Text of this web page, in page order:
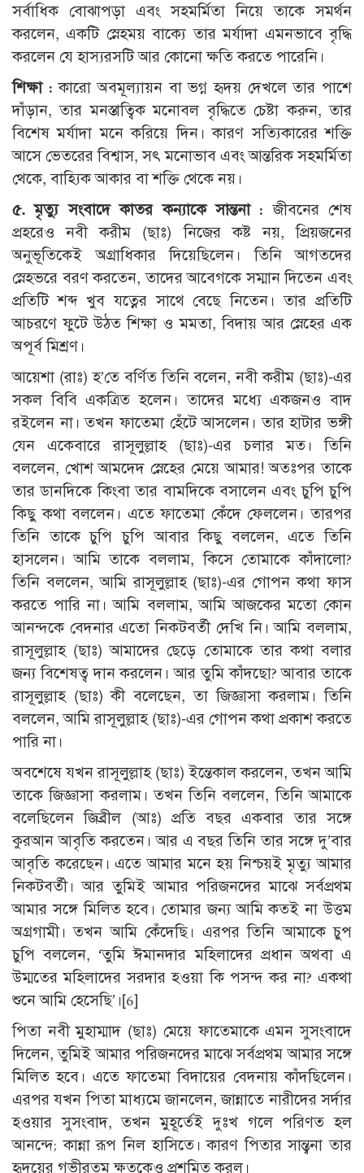
সর্বাধিক বোঝাপড়া এবং সহমর্মিতা নিয়ে তাকে সমর্থন
করলেন, একটি স্নেহময় বাক্যে তার মর্যাদা এমনভাবে বৃদ্ধি
করলেন যে হাস্যরসটি আর কোনো ক্ষতি করতে পারেনি।
শিক্ষা : কারো অবমূল্যায়ন বা ভগ্ন হৃদয় দেখলে তার পাশে
দাঁড়ান, তার মনস্তাত্বিক মনোবল বৃদ্ধিতে চেষ্টা করুন, তার
বিশেষ মর্যাদা মনে করিয়ে দিন। কারণ সত্যিকারের শক্তি
আসে ভেতরের বিশ্বাস, সৎ মনোভাব এবং আন্তরিক সহমর্মিতা
থেকে, বাহ্যিক আকার বা শক্তি থেকে নয়।
৫. মৃত্যু সংবাদে কাতর কন্যাকে সান্তনা :জীবনের শেষ
প্রহরেও নবী করীম (ছাঃ) নিজের কষ্ট নয়, প্রিয়জনের
অনুভূতিকেই অগ্রাধিকার দিয়েছিলেন। তিনি আগতদের
স্নেহভরে বরণ করতেন, তাদের আবেগকে সম্মান দিতেন এবং
প্রতিটি শব্দ খুব যত্নের সাথে বেছে নিতেন। তার প্রতিটি
আচরণে ফুটে উঠত শিক্ষা ও মমতা, বিদায় আর স্নেহের এক
অপূর্ব মিশ্রণ।
আয়েশা (রাঃ) হ’তে বর্ণিত তিনি বলেন, নবী করীম (ছাঃ)-এর
সকল বিবি একত্রিত হলেন। তাদের মধ্যে একজনও বাদ
রইলেন না। তখন ফাতেমা হেঁটে আসলেন। তার হাটার ভঙ্গী
যেন একেবারে রাসূলুল্লাহ (ছাঃ)-এর চলার মত। তিনি
বললেন, খোশ আমদেদ স্নেহের মেয়ে আমার! অতঃপর তাকে
তার ডানদিকে কিংবা তার বামদিকে বসালেন এবং চুপি চুপি
কিছু কথা বললেন। এতে ফাতেমা কেঁদে ফেললেন। তারপর
তিনি তাকে চুপি চুপি আবার কিছু বললেন, এতে তিনি
হাসলেন। আমি তাকে বললাম, কিসে তোমাকে কাঁদালো?
তিনি বললেন, আমি রাসূলুল্লাহ (ছাঃ)-এর গোপন কথা ফাস
করতে পারি না। আমি বললাম, আমি আজকের মতো কোন
আনন্দকে বেদনার এতো নিকটবর্তী দেখি নি। আমি বললাম,
রাসূলুল্লাহ (ছাঃ) আমাদের ছেড়ে তোমাকে তার কথা বলার
জন্য বিশেষত্ব দান করলেন। আর তুমি কাঁদছো? আবার তাকে
রাসূলুল্লাহ (ছাঃ) কী বলেছেন, তা জিজ্ঞাসা করলাম। তিনি
বললেন, আমি রাসূলুল্লাহ (ছাঃ)-এর গোপন কথা প্রকাশ করতে
পারি না।
অবশেষে যখন রাসূলুল্লাহ (ছাঃ) ইন্তেকাল করলেন, তখন আমি
তাকে জিজ্ঞাসা করলাম। তখন তিনি বললেন, তিনি আমাকে
বলেছিলেন জিব্রীল (আঃ) প্রতি বছর একবার তার সঙ্গে
কুরআন আবৃতি করতেন। আর এ বছর তিনি তার সঙ্গে দু’বার
আবৃতি করেছেন। এতে আমার মনে হয় নিশ্চয়ই মৃত্যু আমার
নিকটবর্তী। আর তুমিই আমার পরিজনদের মাঝে সর্বপ্রথম
আমার সঙ্গে মিলিত হবে। তোমার জন্য আমি কতই না উত্তম
অগ্রগামী। তখন আমি কেঁদেছি। এরপর তিনি আমাকে চুপ
চুপি বললেন, ‘তুমি ঈমানদার মহিলাদের প্রধান অথবা এ
উম্মতের মহিলাদের সরদার হওয়া কি পসন্দ কর না? একথা
শুনে আমি হেসেছি’।[6]
পিতা নবী মুহাম্মাদ (ছাঃ) মেয়ে ফাতেমাকে এমন সুসংবাদে
দিলেন, তুমিই আমার পরিজনদের মাঝে সর্বপ্রথম আমার সঙ্গে
মিলিত হবে। এতে ফাতেমা বিদায়ের বেদনায় কাঁদছিলেন।
এরপর যখন পিতা মাধ্যমে জানলেন, জান্নাতে নারীদের সর্দার
হওয়ার সুসংবাদ, তখন মুহূর্তেই দুঃখ গলে পরিণত হল
আনন্দে; কান্না রূপ নিল হাসিতে। কারণ পিতার সান্ত্বনা তার
হৃদয়ের গভীরতম ক্ষতকেও প্রশমিত করল।